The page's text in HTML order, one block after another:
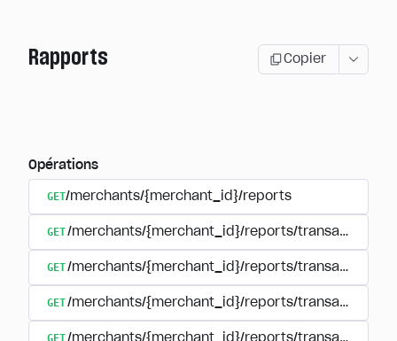
Rapports Copier
Opérations
GET/merchants/{merchant_id}/reports
GET/merchants/{merchant_id}/reports/transactions/
GET/merchants/{merchant_id}/reports/transactions/
GET/merchants/{merchant_id}/reports/transactions/
GET/merchants/{merchant_id}/reports/transactions/